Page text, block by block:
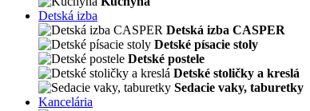
Detská izba
Detská izba CASPER
Detské písacie stoly
Detské postele
Detské stoličky a kreslá
Sedacie vaky, taburetky
Kancelária